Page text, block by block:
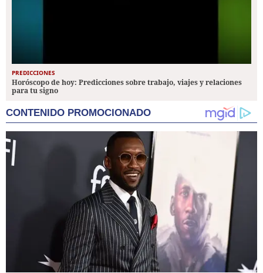
PREDICCIONES
Horóscopo de hoy: Predicciones sobre trabajo, viajes y relaciones
para tu signo
CONTENIDO PROMOCIONADO